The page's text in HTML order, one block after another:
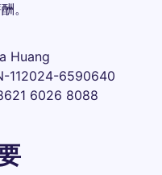
。
Huang
112024-6590640
6026 8088